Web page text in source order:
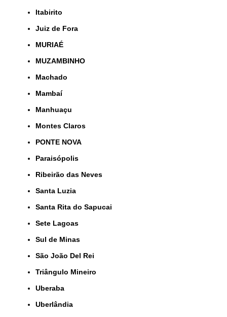
Itabirito
Juiz de Fora
MURIAÉ
MUZAMBINHO
Machado
Mambaí
Manhuaçu
Montes Claros
PONTE NOVA
Paraisópolis
Ribeirão das Neves
Santa Luzia
Santa Rita do Sapucai
Sete Lagoas
Sul de Minas
São João Del Rei
Triângulo Mineiro
Uberaba
Uberlândia